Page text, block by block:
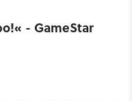
- GameStar